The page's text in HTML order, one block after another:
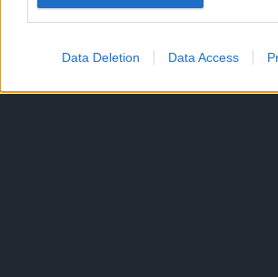
Data Deletion Data Access